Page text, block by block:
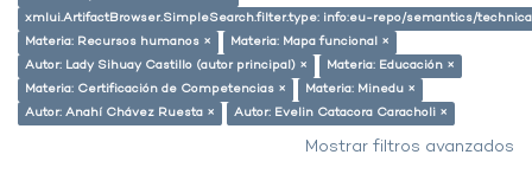
xmlui.ArtifactBrowser.SimpleSearch.filter.type: info:eu-repo/semantics/
Materia: Recursos humanos ×
Materia: Mapa funcional ×
Autor: Lady Sihuay Castillo (autor principal) ×
Materia: Educación ×
Materia: Certificación de Competencias ×
Materia: Minedu ×
Autor: Anahí Chávez Ruesta ×
Autor: Evelin Catacora Caracholi ×
Mostrar filtros avanzados